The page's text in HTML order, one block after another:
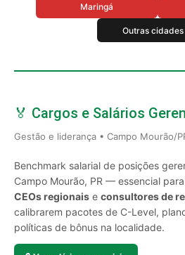
Maringá
Outras
🏅 Cargos e Salários
Gestão e liderança • Campo Mourão/
Benchmark salarial de posições
Campo Mourão, PR — essencial para
CEOs regionais e consultores de
calibrarem pacotes de C-Level,
políticas de bônus na localidade.